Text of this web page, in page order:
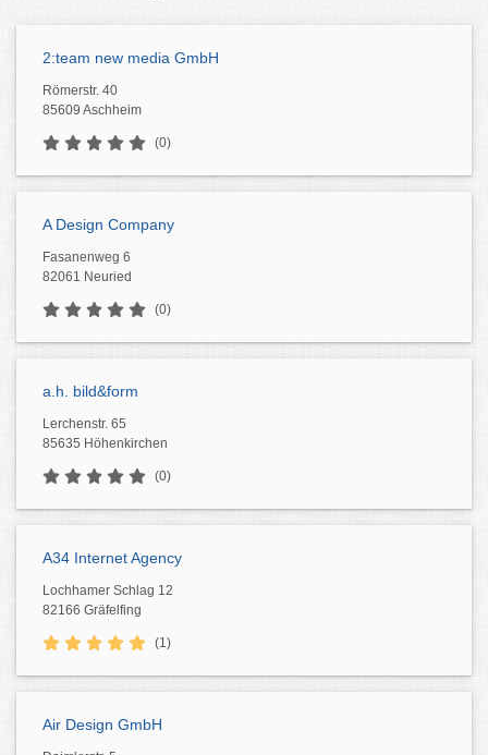
2:team new media GmbH
Römerstr. 40
85609 Aschheim
(0)
A Design Company
Fasanenweg 6
82061 Neuried
(0)
a.h. bild&form
Lerchenstr. 65
85635 Höhenkirchen
(0)
A34 Internet Agency
Lochhamer Schlag 12
82166 Gräfelfing
(1)
Air Design GmbH